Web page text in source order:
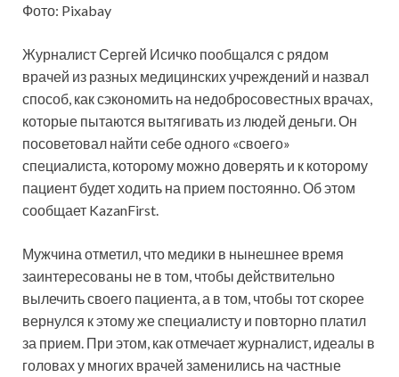
Фото: Pixabay
Журналист Сергей Исичко пообщался с рядом
врачей из разных медицинских учреждений и назвал
способ, как сэкономить на недобросовестных врачах,
которые пытаются вытягивать из людей деньги. Он
посоветовал найти себе одного «своего»
специалиста, которому можно доверять и к которому
пациент будет ходить на прием постоянно. Об этом
сообщает KazanFirst.
Мужчина отметил, что медики в нынешнее время
заинтересованы не в том, чтобы действительно
вылечить своего пациента, а в том, чтобы тот скорее
вернулся к этому же специалисту и повторно платил
за прием. При этом, как отмечает журналист, идеалы в
головах у многих врачей заменились на частные